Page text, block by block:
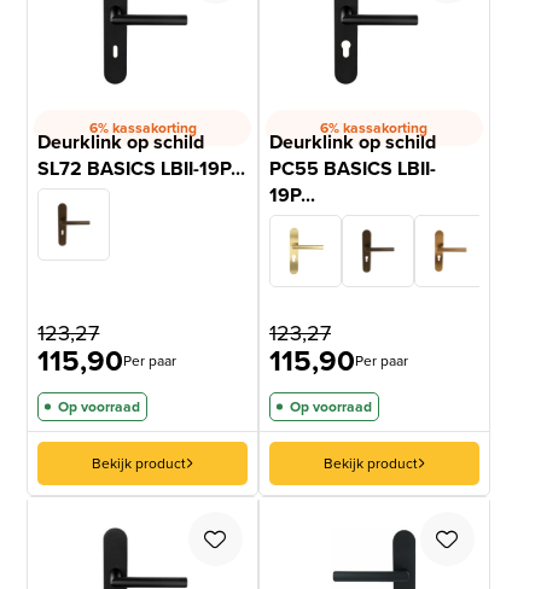
6% kassakorting
Deurklink op schild
SL72 BASICS LBII-19P...
123,27
115,90Per paar
Op voorraad
Bekijk product
6% kassakorting
Deurklink op schild
PC55 BASICS LBII-
19P...
123,27
115,90Per paar
Op voorraad
Bekijk product